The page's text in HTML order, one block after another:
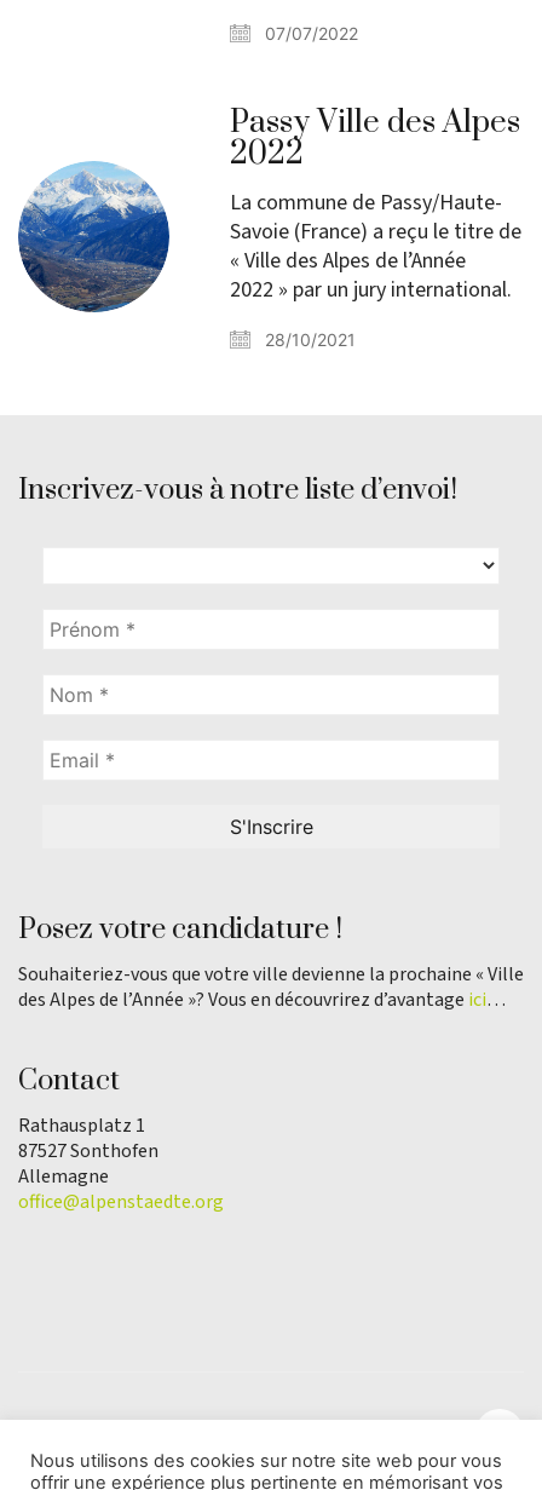
07/07/2022
Passy Ville des Alpes
2022
La commune de Passy/Haute-
Savoie (France) a reçu le titre de
« Ville des Alpes de l’Année
2022 » par un jury international.
28/10/2021
Inscrivez-vous à notre liste d’envoi!
Posez votre candidature !
Souhaiteriez-vous que votre ville devienne la prochaine « Ville
des Alpes de l’Année »? Vous en découvrirez d’avantage ici…
Contact
Rathausplatz 1
87527 Sonthofen
Allemagne
office@alpenstaedte.org
Nous utilisons des cookies sur notre site web pour vous
offrir une expérience plus pertinente en mémorisant vos